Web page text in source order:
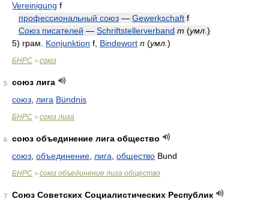
Vereinigung f
профессиональный союз — Gewerkschaft f
Союз писателей — Schriftstellerverband m (умл. )
5) грам. Konjunktion f, Bindewort n (умл. )
БНРС > союз
5
союз лига
союз лига Bündnis
БНРС > союз лига
6
союз объединение лига общество
союз объединение лига общество Bund
БНРС > союз объединение лига общество
7 Союз Советских Социалистических Республик